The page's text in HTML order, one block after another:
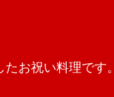
お祝い料理です。